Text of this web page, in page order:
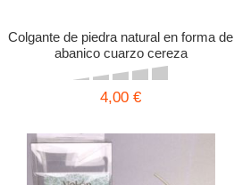
Colgante de piedra natural en forma de
abanico cuarzo cereza
4,00 €